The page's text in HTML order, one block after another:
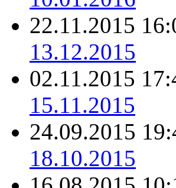
22.11.2015
13.12.2015
02.11.2015
15.11.2015
24.09.2015
18.10.2015